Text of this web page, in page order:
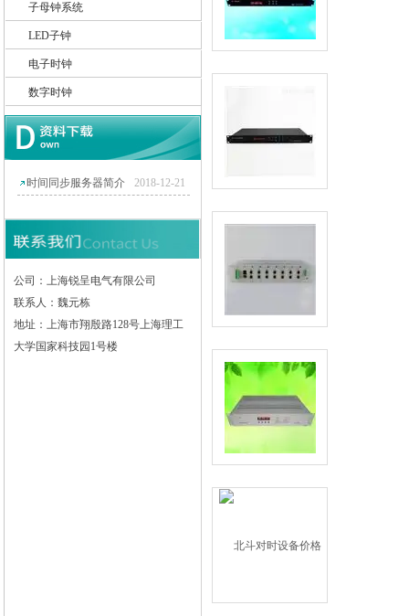
子母钟系统
LED子钟
电子时钟
数字时钟
时间同步服务器简介 2018-12-21
公司：上海锐呈电气有限公司
联系人：魏元栋
地址：上海市翔殷路128号上海理工
大学国家科技园1号楼